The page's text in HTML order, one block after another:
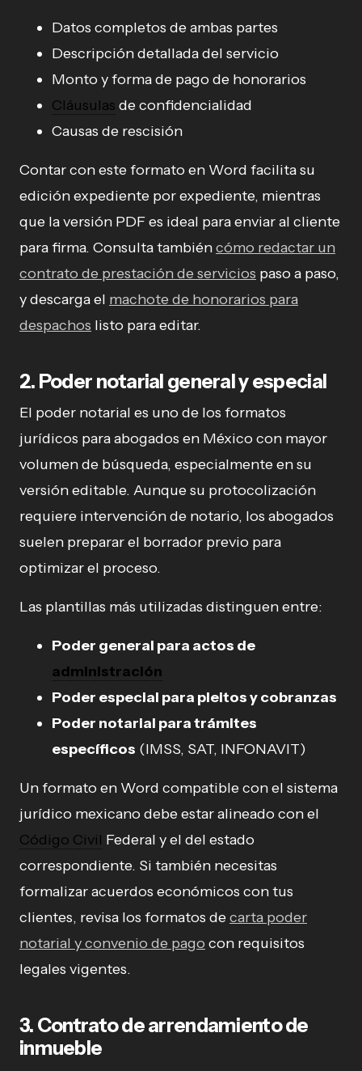
Datos completos de ambas partes
Descripción detallada del servicio
Monto y forma de pago de honorarios
Cláusulas de confidencialidad
Causas de rescisión
Contar con este formato en Word facilita su
edición expediente por expediente, mientras
que la versión PDF es ideal para enviar al cliente
para firma. Consulta tambiéncómo redactar un
contrato de prestación de servicios paso a paso,
y descarga el machote de honorarios para
despachos listo para editar.
2. Poder notarial general y especial
El poder notarial es uno de los formatos
jurídicos para abogados en México con mayor
volumen de búsqueda, especialmente en su
versión editable. Aunque su protocolización
requiere intervención de notario, los abogados
suelen preparar el borrador previo para
optimizar el proceso.
Las plantillas más utilizadas distinguen entre:
Poder general para actos de
administración
Poder especial para pleitos y cobranzas
Poder notarial para trámites
específicos (IMSS, SAT, INFONAVIT)
Un formato en Word compatible con el sistema
jurídico mexicano debe estar alineado con el
Código Civil Federal y el del estado
correspondiente. Si también necesitas
formalizar acuerdos económicos con tus
clientes, revisa los formatos decarta poder
notarial y convenio de pago con requisitos
legales vigentes.
3. Contrato de arrendamiento de
inmueble